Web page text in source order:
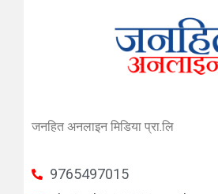
जनहित अनलाइन मिडिया प्रा.लि
9765497015